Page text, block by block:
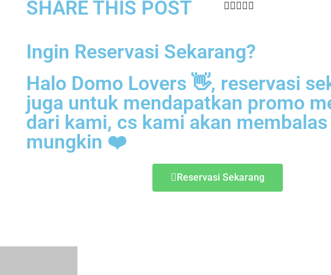
SHARE THIS POST​
Ingin Reservasi Sekarang?
Halo Domo Lovers 👋, reservasi
juga untuk mendapatkan promo
dari kami, cs kami akan
mungkin ❤️
Reservasi Sekarang